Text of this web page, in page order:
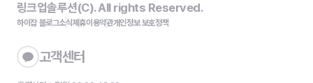
링크업솔루션(C). All rights Reserved.
하이잡 블로그소식제휴이용약관개인정보 보호정책
고객센터